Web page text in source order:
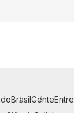
BrasilGente